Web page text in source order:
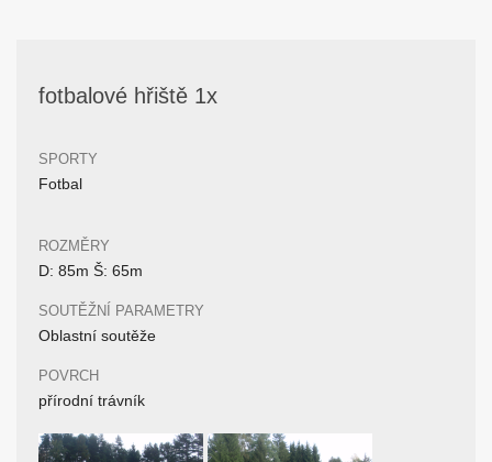
fotbalové hřiště 1x
SPORTY
Fotbal
ROZMĚRY
D: 85m Š: 65m
SOUTĚŽNÍ PARAMETRY
Oblastní soutěže
POVRCH
přírodní trávník